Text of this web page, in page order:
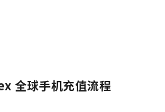
全球手机充值流程